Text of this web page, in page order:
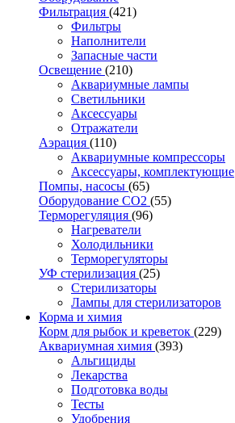
Фильтрация (421)
Фильтры
Наполнители
Запасные части
Освещение (210)
Аквариумные лампы
Светильники
Аксессуары
Отражатели
Аэрация (110)
Аквариумные компрессоры
Аксессуары, комплектующие
Помпы, насосы (65)
Оборудование CO2 (55)
Терморегуляция (96)
Нагреватели
Холодильники
Терморегуляторы
УФ стерилизация (25)
Стерилизаторы
Лампы для стерилизаторов
Корма и химия
Корм для рыбок и креветок (229)
Аквариумная химия (393)
Альгициды
Лекарства
Подготовка воды
Тесты
Удобрения